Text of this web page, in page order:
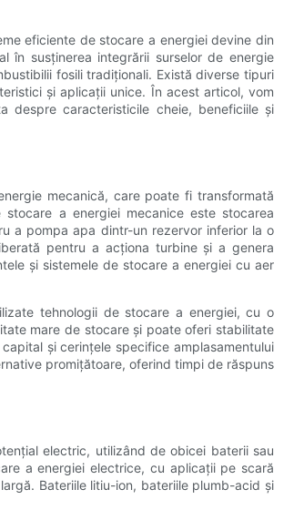
eficiente de stocare a energiei devine din
în susținerea integrării surselor de energie
fosili tradiționali. Există diverse tipuri
și aplicații unice. În acest articol, vom
caracteristicile cheie, beneficiile și
mecanică, care poate fi transformată
a energiei mecanice este stocarea
a pompa apa dintr-un rezervor inferior la o
pentru a acționa turbine și a genera
și sistemele de stocare a energiei cu aer
tehnologii de stocare a energiei, cu o
mare de stocare și poate oferi stabilitate
și cerințele specifice amplasamentului
promițătoare, oferind timpi de răspuns
electric, utilizând de obicei baterii sau
a energiei electrice, cu aplicații pe scară
Bateriile litiu-ion, bateriile plumb-acid și